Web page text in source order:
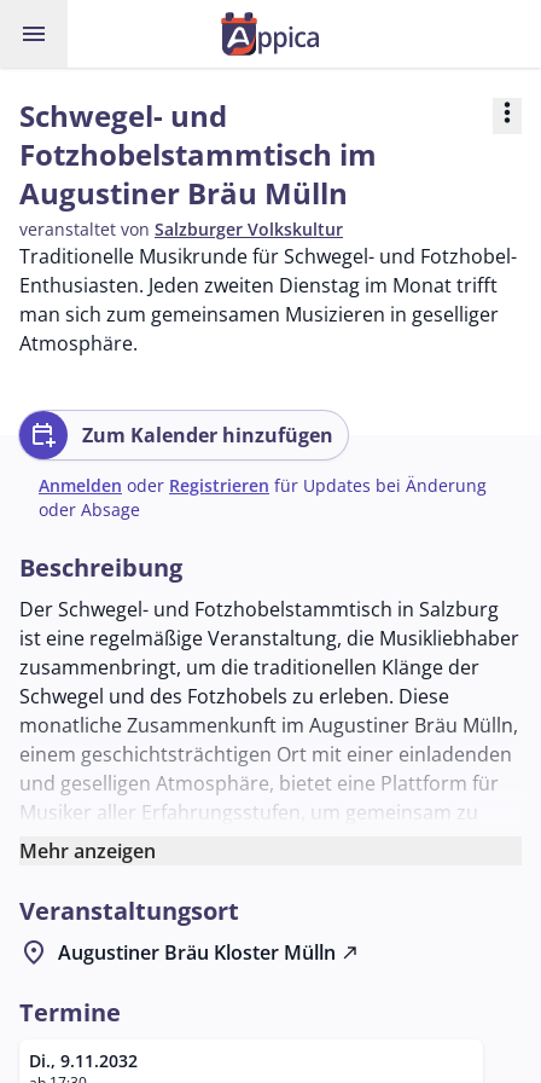
menu
Schwegel- und
Fotzhobelstammtisch im
Augustiner Bräu Mülln
veranstaltet von Salzburger Volkskultur
more_vert
Traditionelle Musikrunde für Schwegel- und Fotzhobel-
Enthusiasten. Jeden zweiten Dienstag im Monat trifft
man sich zum gemeinsamen Musizieren in geselliger
Atmosphäre.
calendar_add_on Zum Kalender hinzufügen
Anmelden oder Registrieren für Updates bei Änderung
oder Absage
Beschreibung
Der Schwegel- und Fotzhobelstammtisch in Salzburg
ist eine regelmäßige Veranstaltung, die Musikliebhaber
zusammenbringt, um die traditionellen Klänge der
Schwegel und des Fotzhobels zu erleben. Diese
monatliche Zusammenkunft im Augustiner Bräu Mülln,
einem geschichtsträchtigen Ort mit einer einladenden
und geselligen Atmosphäre, bietet eine Plattform für
Musiker aller Erfahrungsstufen, um gemeinsam zu
musizieren und sich auszutauschen.
Fotzhobel, besser bekannt als Mundharmonika, sind
zentrale Elemente der regionalen Volksmusik. Sie
bieten eine einzigartige Gelegenheit, in die klangliche
einzutauchen. Beim Stammtisch können die
Teilnehmer in entspannter Umgebung ihre
Mehr anzeigen
Veranstaltungsort
location_on Augustiner Bräu Kloster Mülln north_east
Termine
Di., 9.11.2032